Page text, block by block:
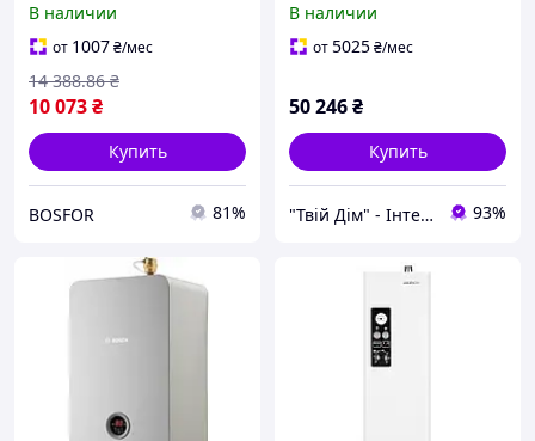
standart
В наличии
от 1007₴/мес
10 073₴
14 388.86 ₴
Купить
BOSFOR 81%
насосом 7738504946
В наличии
от5025₴/мес
50 246₴
Купить
"Твій Дім" - Інтернет-гіпермаркет 93%